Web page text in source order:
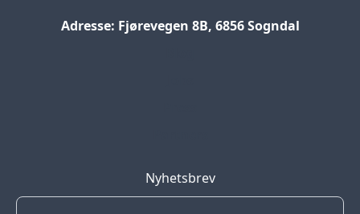
Adresse: Fjørevegen 8B, 6856 Sogndal
Nyhetsbrev